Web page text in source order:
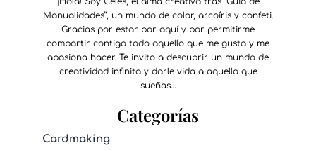
Manualidades”, un mundo de color, arcoíris y confeti.
Gracias por estar por aquí y por permitirme
compartir contigo todo aquello que me gusta y me
apasiona hacer. Te invito a descubrir un mundo de
creatividad infinita y darle vida a aquello que
sueñas…
Categorías
Cardmaking